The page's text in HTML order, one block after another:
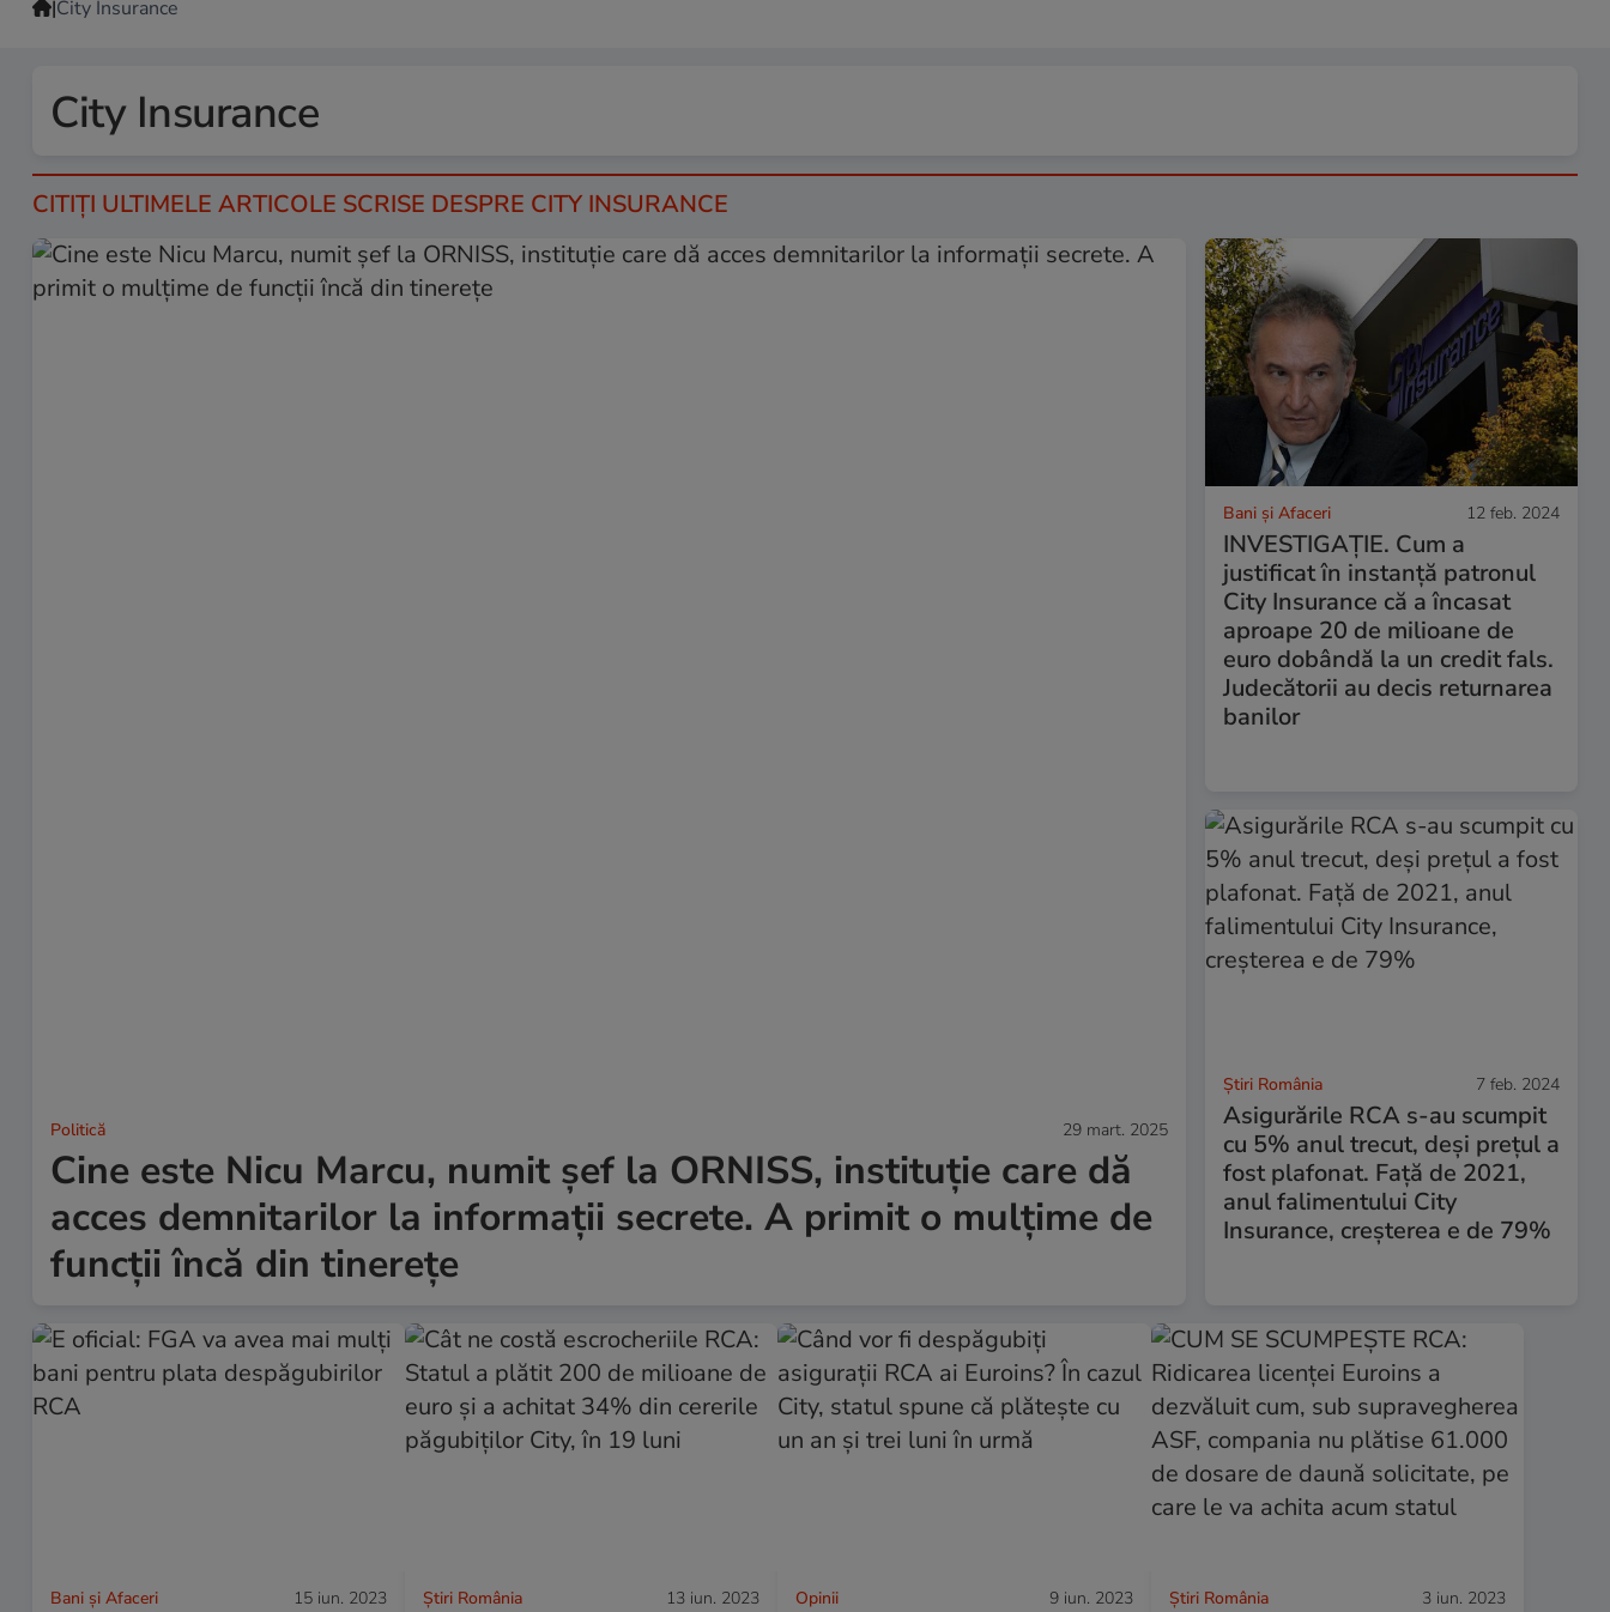
|City Insurance
City Insurance
CITIȚI ULTIMELE ARTICOLE SCRISE DESPRE CITY INSURANCE
Politică 29 mart. 2025
Cine este Nicu Marcu, numit șef la ORNISS, instituție care dă
acces demnitarilor la informații secrete. A primit o mulțime de
funcții încă din tinerețe
Bani și Afaceri 12 feb. 2024
INVESTIGAȚIE. Cum a
justificat în instanță patronul
City Insurance că a încasat
aproape 20 de milioane de
euro dobândă la un credit fals.
Judecătorii au decis returnarea
banilor
Știri România 7 feb. 2024
Asigurările RCA s-au scumpit
cu 5% anul trecut, deși prețul a
fost plafonat. Față de 2021,
anul falimentului City
Insurance, creșterea e de 79%
Bani și Afaceri 15 iun. 2023 Știri România 13 iun. 2023 Opinii 9 iun. 2023 Știri România 3 iun. 2023